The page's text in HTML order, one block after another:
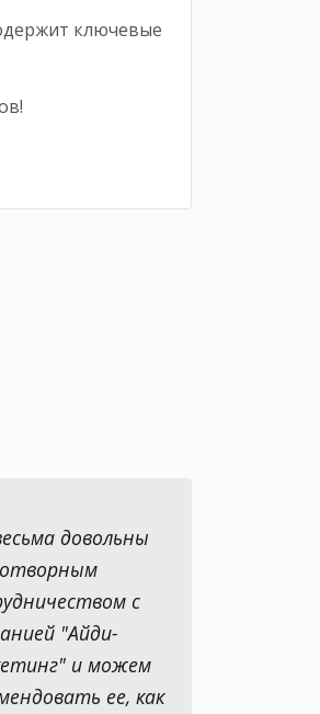
ключевые
довольны
с
"Айди-
и можем
ее, как